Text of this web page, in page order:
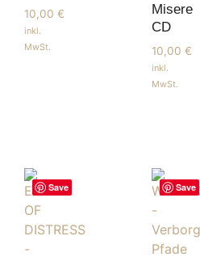
10,00 €
inkl.
MwSt.
Misere
CD
10,00€
inkl.
MwSt.
Save Save